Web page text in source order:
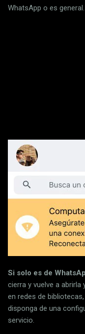
WhatsApp o es general.
Si solo es de
cierra y vuelve a
en redes de
disponga de una
servicio.